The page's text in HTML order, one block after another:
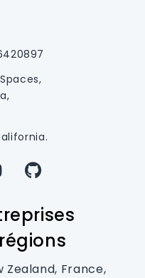
Zealand, France,